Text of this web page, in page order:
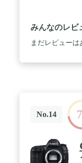
ーなど自分を
みんなのレビ
まだレビューは
No.14